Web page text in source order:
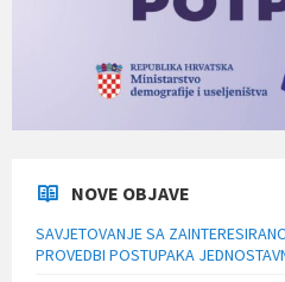
NOVE OBJAVE
SAVJETOVANJE SA
PROVEDBI POSTUPAKA